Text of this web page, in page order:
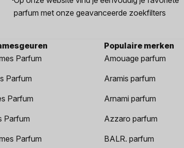
parfum met onze geavanceerde zoekfilters
Parfum
Parfum
Parfum
Parfum
Parfum
Populaire merken
Amouage parfum
Aramis parfum
Arnami parfum
Azzaro parfum
BALR. parfum